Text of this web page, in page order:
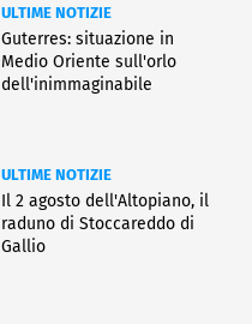
ULTIME NOTIZIE
Guterres: situazione in
Medio Oriente sull'orlo
dell'inimmaginabile
ULTIME NOTIZIE
Il 2 agosto dell'Altopiano, il
raduno di Stoccareddo di
Gallio